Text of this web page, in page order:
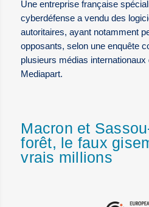
Une entreprise française
cyberdéfense a vendu des
autoritaires, ayant notamment
opposants, selon une enquête
plusieurs médias
Mediapart.
Macron et
forêt, le faux
vrais millions